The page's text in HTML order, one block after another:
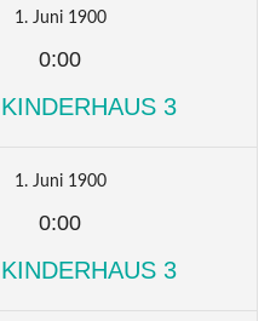
1. Juni 1900
0:00
3
1. Juni 1900
0:00
3